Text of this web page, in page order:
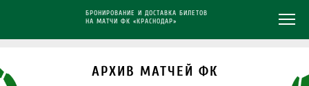
БРОНИРОВАНИЕ И ДОСТАВКА БИЛЕТОВ
НА МАТЧИ ФК «КРАСНОДАР»
АРХИВ МАТЧЕЙ ФК